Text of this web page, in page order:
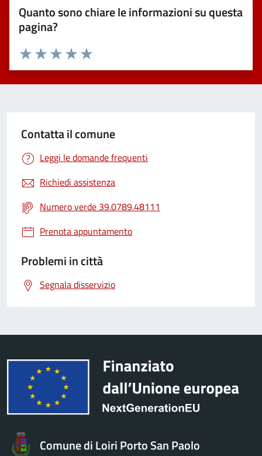
Quanto sono chiare le informazioni su questa
pagina?
Valuta 5 stelle su 5
Valuta 4 stelle su 5
Valuta 3 stelle su 5
Valuta 2 stelle su 5
Valuta 1 stelle su 5
Contatta il comune
Leggi le domande frequenti
Richiedi assistenza
Numero verde 39.0789.48111
Prenota appuntamento
Problemi in città
Segnala disservizio
Comune di Loiri Porto San Paolo